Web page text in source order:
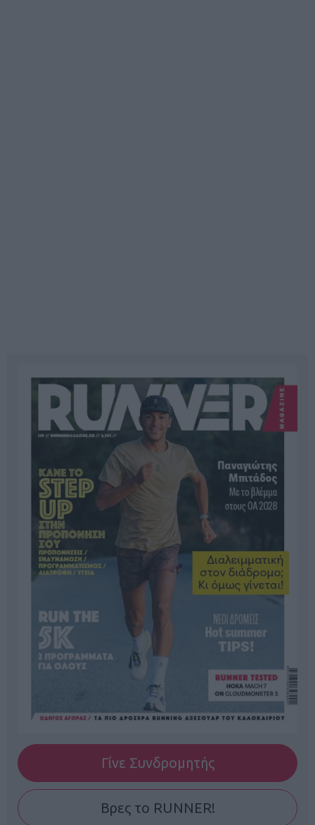
Γίνε Συνδρομητής
Βρες το RUNNER!